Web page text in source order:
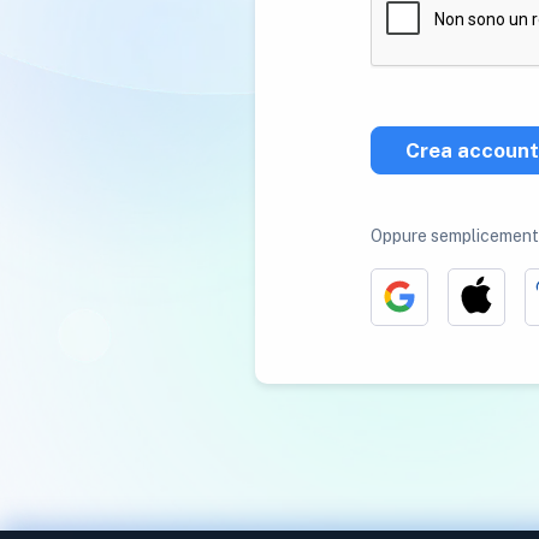
Crea account
Oppure